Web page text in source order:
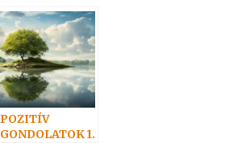
POZITÍV
GONDOLATOK 1.